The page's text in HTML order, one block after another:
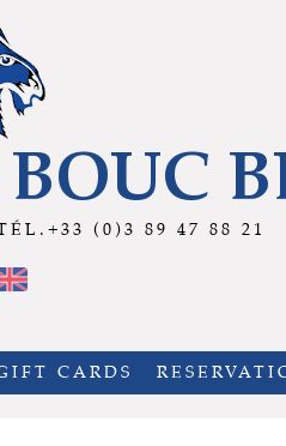
(0)3 89 47 88 21
CARDS